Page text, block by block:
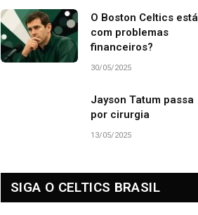
O Boston Celtics está
com problemas
financeiros?
30/05/2025
Jayson Tatum passa
por cirurgia
13/05/2025
SIGA O CELTICS BRASIL